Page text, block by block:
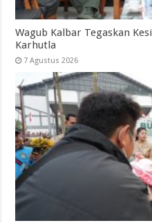
Wagub Kalbar Tegaskan
Karhutla
7 Agustus 2026